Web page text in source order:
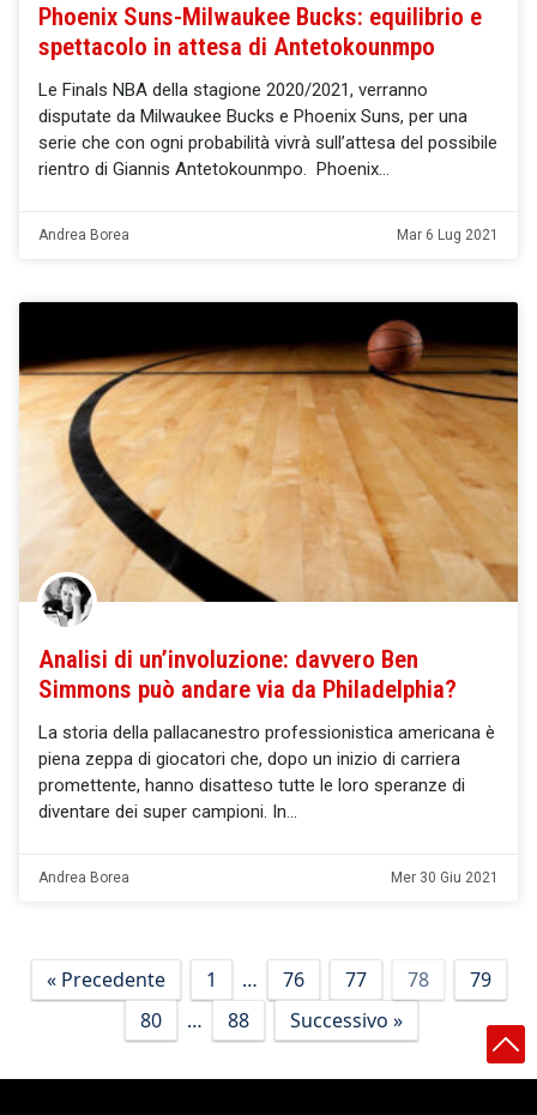
Phoenix Suns-Milwaukee Bucks: equilibrio e
spettacolo in attesa di Antetokounmpo
Le Finals NBA della stagione 2020/2021, verranno
disputate da Milwaukee Bucks e Phoenix Suns, per una
serie che con ogni probabilità vivrà sull’attesa del possibile
rientro di Giannis Antetokounmpo. Phoenix
Andrea Borea Mar 6 Lug 2021
Analisi di un’involuzione: davvero Ben
Simmons può andare via da Philadelphia?
La storia della pallacanestro professionistica americana è
piena zeppa di giocatori che, dopo un inizio di carriera
promettente, hanno disatteso tutte le loro speranze di
diventare dei super campioni. In
Andrea Borea Mer 30 Giu 2021
« Precedente 1 … 76 77 78
79
80
… 88 Successivo »